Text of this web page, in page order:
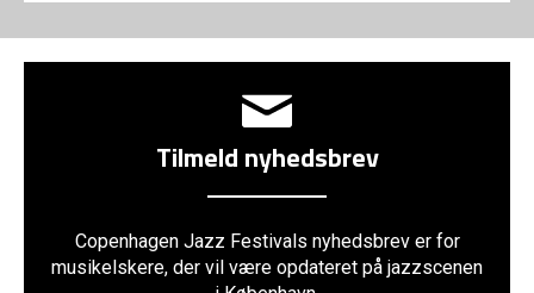
Tilmeld nyhedsbrev
Copenhagen Jazz Festivals nyhedsbrev er for
musikelskere, der vil være opdateret på jazzscenen